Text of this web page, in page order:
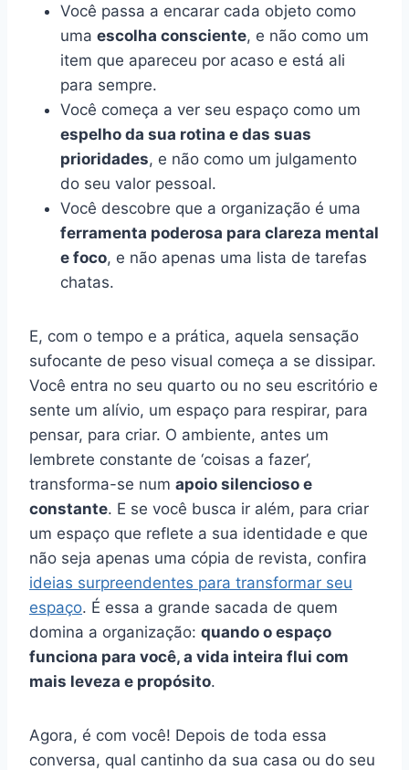
Você passa a encarar cada objeto como
uma escolha consciente, e não como um
item que apareceu por acaso e está ali
para sempre.
Você começa a ver seu espaço como um
espelho da sua rotina e das suas
prioridades, e não como um julgamento
do seu valor pessoal.
Você descobre que a organização é uma
ferramenta poderosa para clareza mental
e foco, e não apenas uma lista de tarefas
chatas.
E, com o tempo e a prática, aquela sensação
sufocante de peso visual começa a se dissipar.
Você entra no seu quarto ou no seu escritório e
sente um alívio, um espaço para respirar, para
pensar, para criar. O ambiente, antes um
lembrete constante de ‘coisas a fazer’,
transforma-se num apoio silencioso e
constante. E se você busca ir além, para criar
um espaço que reflete a sua identidade e que
não seja apenas uma cópia de revista, confira
ideias surpreendentes para transformar seu
espaço. É essa a grande sacada de quem
domina a organização: quando o espaço
funciona para você, a vida inteira flui com
mais leveza e propósito.
Agora, é com você! Depois de toda essa
conversa, qual cantinho da sua casa ou do seu